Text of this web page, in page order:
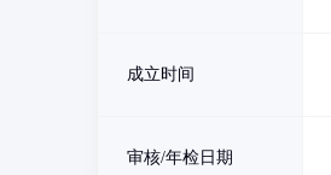
成立时间
审核/年检日期